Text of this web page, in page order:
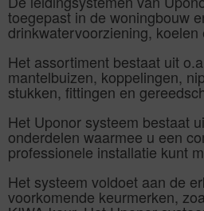
toegepast in de woningbouw
drinkwatervoorziening, koelen
Het assortiment bestaat uit
mantelbuizen, koppelingen,
stukken, fittingen en
Het Uponor systeem bestaat
onderdelen waarmee u een
professionele installatie kunt
Het systeem voldoet aan de
voorkomende keurmerken,